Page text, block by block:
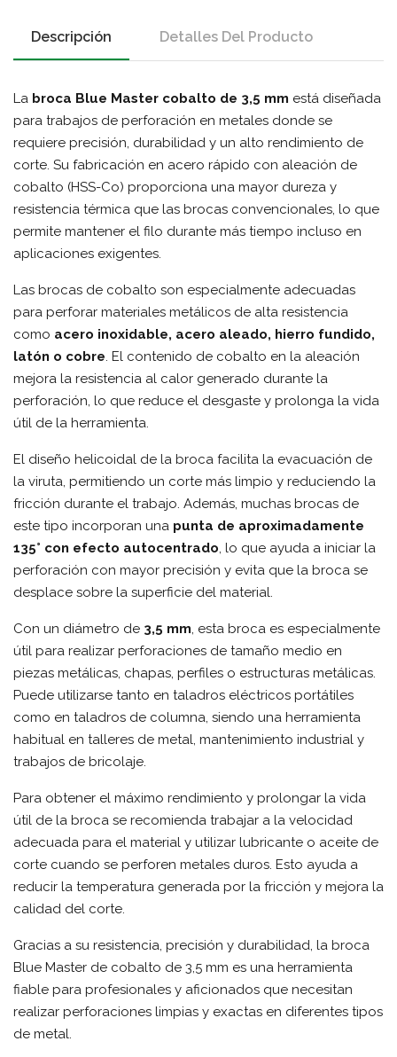
Descripción Detalles Del Producto
La broca Blue Master cobalto de 3,5 mm está diseñada
para trabajos de perforación en metales donde se
requiere precisión, durabilidad y un alto rendimiento de
corte. Su fabricación en acero rápido con aleación de
cobalto (HSS-Co) proporciona una mayor dureza y
resistencia térmica que las brocas convencionales, lo que
permite mantener el filo durante más tiempo incluso en
aplicaciones exigentes.
Las brocas de cobalto son especialmente adecuadas
para perforar materiales metálicos de alta resistencia
como acero inoxidable, acero aleado, hierro fundido,
latón o cobre. El contenido de cobalto en la aleación
mejora la resistencia al calor generado durante la
perforación, lo que reduce el desgaste y prolonga la vida
útil de la herramienta.
El diseño helicoidal de la broca facilita la evacuación de
la viruta, permitiendo un corte más limpio y reduciendo la
fricción durante el trabajo. Además, muchas brocas de
este tipo incorporan una punta de aproximadamente
135° con efecto autocentrado, lo que ayuda a iniciar la
perforación con mayor precisión y evita que la broca se
desplace sobre la superficie del material.
Con un diámetro de 3,5 mm, esta broca es especialmente
útil para realizar perforaciones de tamaño medio en
piezas metálicas, chapas, perfiles o estructuras metálicas.
Puede utilizarse tanto en taladros eléctricos portátiles
como en taladros de columna, siendo una herramienta
habitual en talleres de metal, mantenimiento industrial y
trabajos de bricolaje.
Para obtener el máximo rendimiento y prolongar la vida
útil de la broca se recomienda trabajar a la velocidad
adecuada para el material y utilizar lubricante o aceite de
corte cuando se perforen metales duros. Esto ayuda a
reducir la temperatura generada por la fricción y mejora la
calidad del corte.
Gracias a su resistencia, precisión y durabilidad, la broca
Blue Master de cobalto de 3,5 mm es una herramienta
fiable para profesionales y aficionados que necesitan
realizar perforaciones limpias y exactas en diferentes tipos
de metal.